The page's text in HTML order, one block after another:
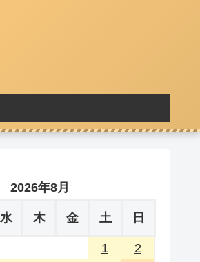
2026年8月
水 木 金 土 日
1
2